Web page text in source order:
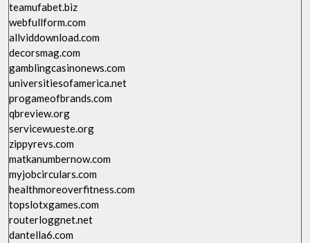
teamufabet.biz
webfullform.com
allviddownload.com
decorsmag.com
gamblingcasinonews.com
universitiesofamerica.net
progameofbrands.com
qbreview.org
servicewueste.org
zippyrevs.com
matkanumbernow.com
myjobcirculars.com
healthmoreoverfitness.com
topslotxgames.com
routerloggnet.net
dantella6.com